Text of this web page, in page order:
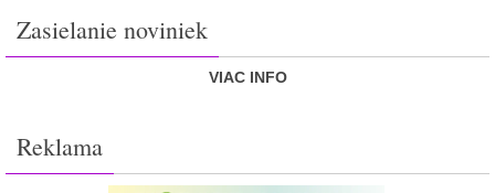
Zasielanie noviniek
VIAC INFO
Reklama